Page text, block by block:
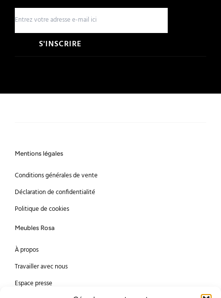
S'INSCRIRE
Mentions légales
Conditions générales de vente
Déclaration de confidentialité
Politique de cookies
Meubles Rosa
À propos
Travailler avec nous
Espace presse